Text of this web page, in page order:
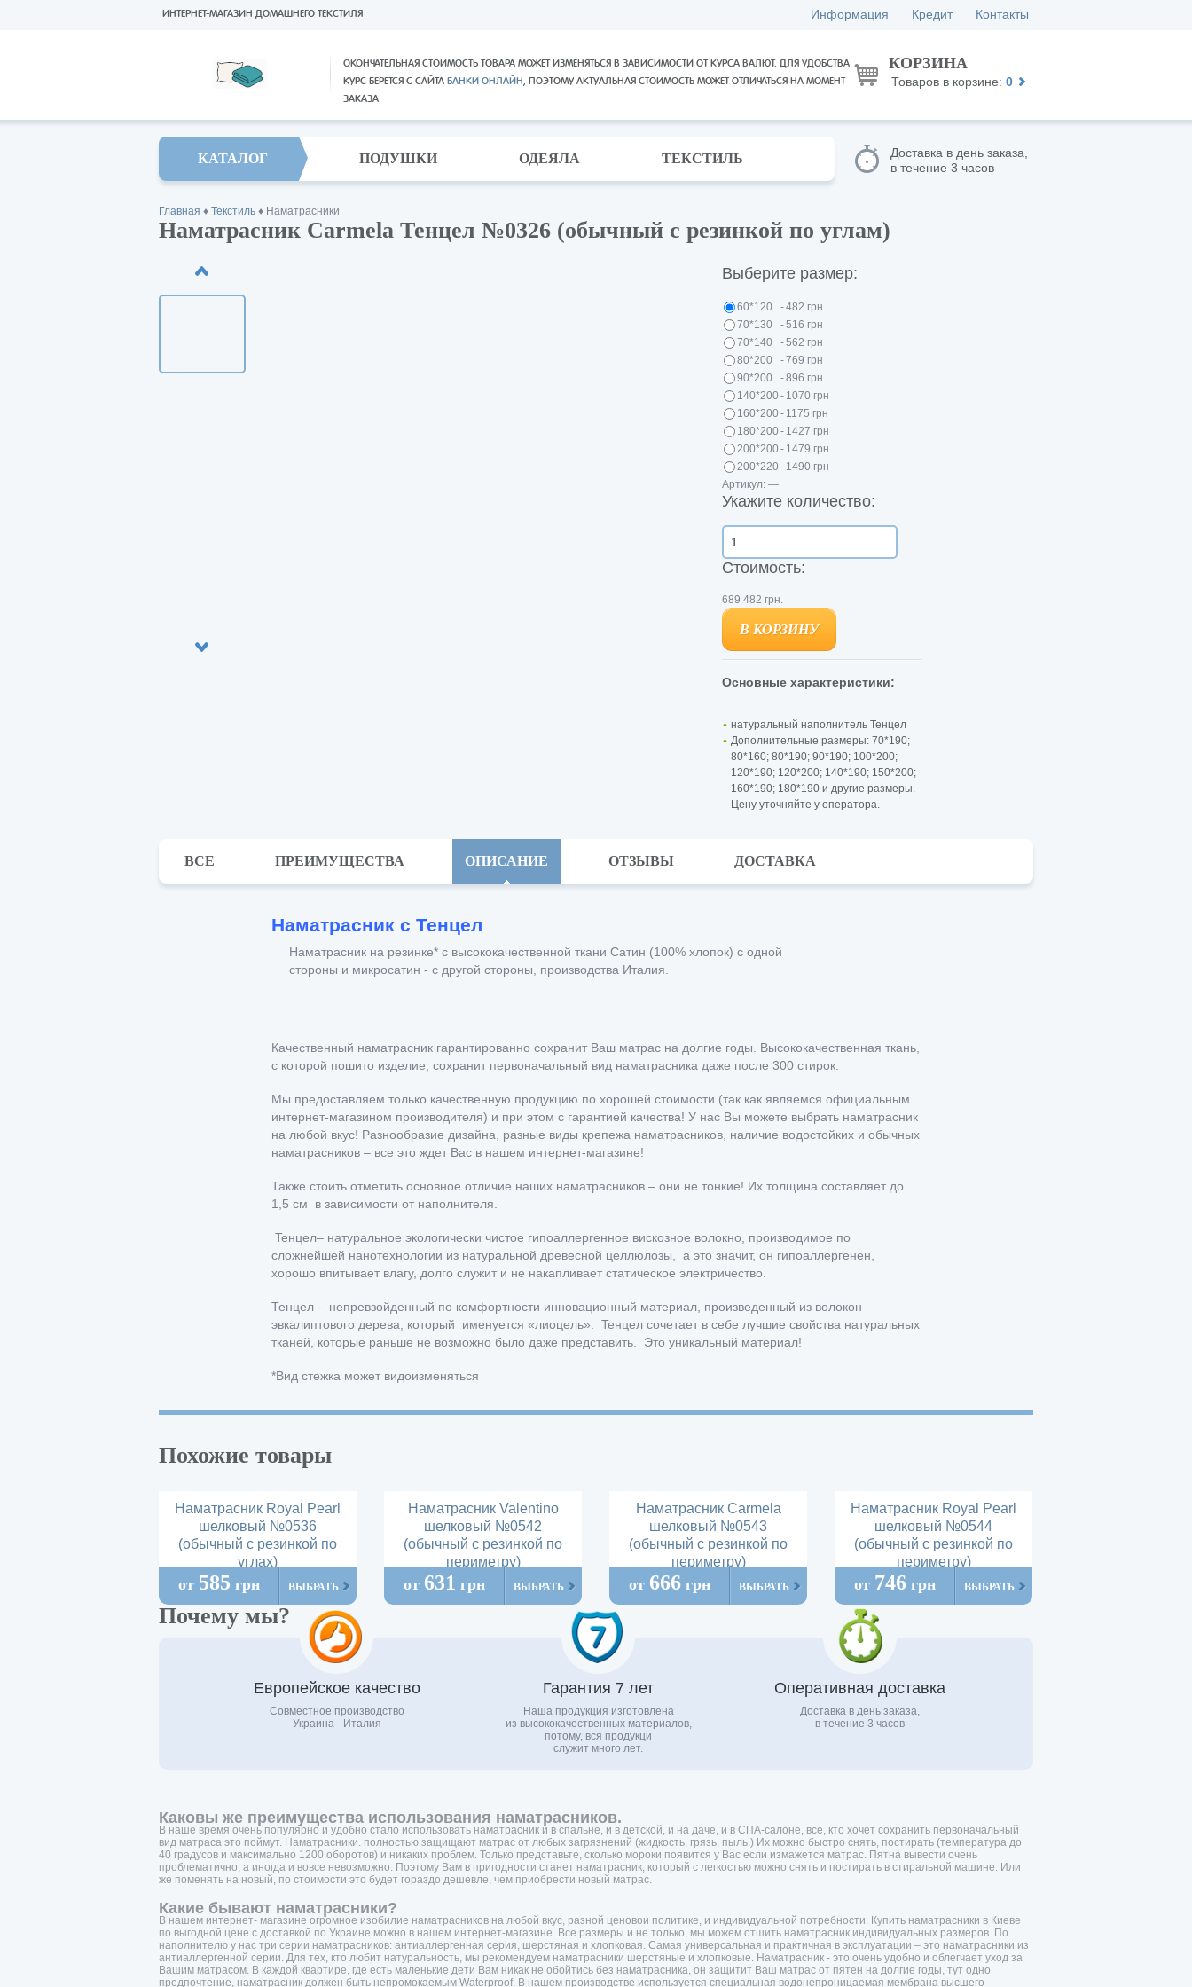
ОКОНЧАТЕЛЬНАЯ СТОИМОСТЬ ТОВАРА МОЖЕТ ИЗМЕНЯТЬСЯ В ЗАВИСИМОСТИ ОТ КУРСА ВАЛЮТ. ДЛЯ УДОБСТВА
КУРС БЕРЕТСЯ С САЙТА БАНКИ ОНЛАЙН, ПОЭТОМУ АКТУАЛЬНАЯ СТОИМОСТЬ МОЖЕТ ОТЛИЧАТЬСЯ НА МОМЕНТ
ЗАКАЗА.
ИНТЕРНЕТ-МАГАЗИН ДОМАШНЕГО ТЕКСТИЛЯ Информация Кредит Контакты
КОРЗИНА
Товаров в корзине: 0
КАТАЛОГ ПОДУШКИ ОДЕЯЛА ТЕКСТИЛЬ
Доставка в день заказа,
в течение 3 часов
Главная ♦ Текстиль ♦ Наматрасники
Наматрасник Carmela Тенцел №0326 (обычный с резинкой по углам)
Выберите размер:
60*120 -482 грн
70*130
-516 грн
70*140
-562 грн
80*200
-769 грн
90*200
-896 грн
140*200 - 1070 грн
160*200 - 1175 грн
180*200 - 1427 грн
200*200 - 1479 грн
200*220 - 1490 грн
Артикул: —
Укажите количество:
Стоимость:
689 482 грн.
В КОРЗИНУ
Основные характеристики:
натуральный наполнитель Тенцел
Дополнительные размеры: 70*190;
80*160; 80*190; 90*190; 100*200;
120*190; 120*200; 140*190; 150*200;
160*190; 180*190 и другие размеры.
Цену уточняйте у оператора.
ВСЕ ПРЕИМУЩЕСТВА ОПИСАНИЕ ОТЗЫВЫ ДОСТАВКА
Наматрасник с Тенцел
Наматрасник на резинке* с высококачественной ткани Сатин (100% хлопок) с одной
стороны и микросатин - с другой стороны, производства Италия.
Качественный наматрасник гарантированно сохранит Ваш матрас на долгие годы. Высококачественная ткань,
с которой пошито изделие, сохранит первоначальный вид наматрасника даже после 300 стирок.
Мы предоставляем только качественную продукцию по хорошей стоимости (так как являемся официальным
интернет-магазином производителя) и при этом с гарантией качества! У нас Вы можете выбрать наматрасник
на любой вкус! Разнообразие дизайна, разные виды крепежа наматрасников, наличие водостойких и обычных
наматрасников – все это ждет Вас в нашем интернет-магазине!
Также стоить отметить основное отличие наших наматрасников – они не тонкие! Их толщина составляет до
1,5 см в зависимости от наполнителя.
Teнцел– натуральное экологически чистое гипоаллергенное вискозное волокно, производимое по
сложнейшей нанотехнологии из натуральной древесной целлюлозы, а это значит, он гипоаллергенен,
хорошо впитывает влагу, долго служит и не накапливает статическое электричество.
Тенцел - непревзойденный по комфортности инновационный материал, произведенный из волокон
эвкалиптового дерева, который именуется «лиоцель». Teнцел сочетает в себе лучшие свойства натуральных
тканей, которые раньше не возможно было даже представить. Это уникальный материал!
*Вид стежка может видоизменяться
Похожие товары
Наматрасник Royal Pearl
шелковый №0536
(обычный с резинкой по
углах)
от 585 грн ВЫБРАТЬ
Наматрасник Valentino
шелковый №0542
(обычный с резинкой по
периметру)
от 631 грн ВЫБРАТЬ
Наматрасник Carmela
шелковый №0543
(обычный с резинкой по
периметру)
от 666грн ВЫБРАТЬ
Наматрасник Royal Pearl
шелковый №0544
(обычный с резинкой по
периметру)
от 746грн ВЫБРАТЬ
Почему мы?
Европейское качество
Совместное производство
Украина - Италия
Гарантия 7 лет
Наша продукция изготовлена
из высококачественных материалов,
потому, вся продукци
служит много лет.
Оперативная доставка
Доставка в день заказа,
в течение 3 часов
Каковы же преимущества использования наматрасников.
В наше время очень популярно и удобно стало использовать наматрасник и в спальне, и в детской, и на даче, и в СПА-салоне, все, кто хочет сохранить первоначальный
вид матраса это поймут. Наматрасники. полностью защищают матрас от любых загрязнений (жидкость, грязь, пыль.) Их можно быстро снять, постирать (температура до
40 градусов и максимально 1200 оборотов) и никаких проблем. Только представьте, сколько мороки появится у Вас если измажется матрас. Пятна вывести очень
проблематично, а иногда и вовсе невозможно. Поэтому Вам в пригодности станет наматрасник, который с легкостью можно снять и постирать в стиральной машине. Или
же поменять на новый, по стоимости это будет гораздо дешевле, чем приобрести новый матрас.
Какие бывают наматрасники?
В нашем интернет- магазине огромное изобилие наматрасников на любой вкус, разной ценовои политике, и индивидуальной потребности. Купить наматрасники в Киеве
по выгодной цене с доставкой по Украине можно в нашем интернет-магазине. Все размеры и не только, мы можем отшить наматрасник индивидуальных размеров. По
наполнителю у нас три серии наматрасников: антиаллергенная серия, шерстяная и хлопковая. Самая универсальная и практичная в эксплуатации – это наматрасники из
антиаллергенной серии. Для тех, кто любит натуральность, мы рекомендуем наматрасники шерстяные и хлопковые. Наматрасник - это очень удобно и облегчает уход за
Вашим матрасом. В каждой квартире, где есть маленькие дети Вам никак не обойтись без наматрасника, он защитит Ваш матрас от пятен на долгие годы, тут одно
предпочтение, наматрасник должен быть непромокаемым Waterproof. В нашем производстве используется специальная водонепроницаемая мембрана высшего